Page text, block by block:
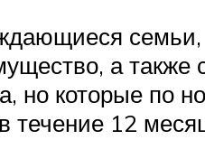
а также
но которые по
течение 12